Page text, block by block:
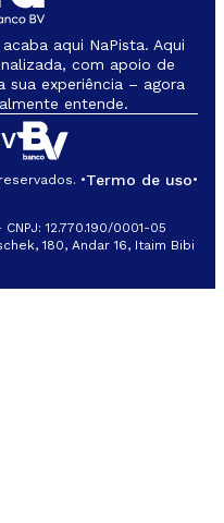
aqui NaPista. Aqui
com apoio de
experiência – agora
entende.
•Termo de uso•
12.770.190/0001-05
180, Andar 16, Itaim Bibi